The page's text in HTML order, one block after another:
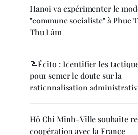
Hanoi va expérimenter le
"commune socialiste" à Phuc
Thu Lâm
📝Édito : Identifier les
pour semer le doute sur la
rationnalisation
Hô Chi Minh-Ville souhaite
coopération avec la France